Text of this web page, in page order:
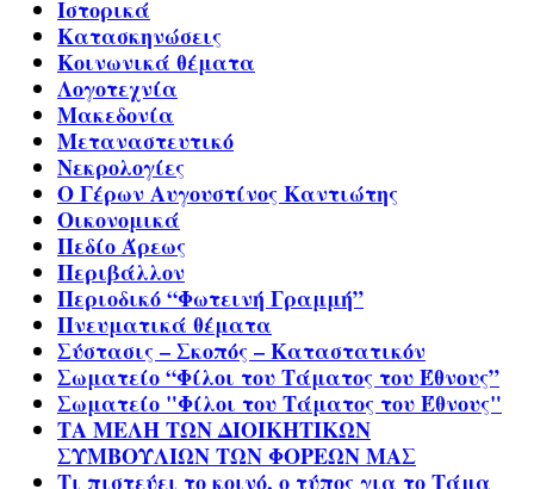
Ιστορικά
Κατασκηνώσεις
Κοινωνικά θέματα
Λογοτεχνία
Μακεδονία
Μεταναστευτικό
Νεκρολογίες
Ο Γέρων Αυγουστίνος Καντιώτης
Οικονομικά
Πεδίο Άρεως
Περιβάλλον
Περιοδικό “Φωτεινή Γραμμή”
Πνευματικά θέματα
Σύστασις – Σκοπός – Καταστατικόν
Σωματείο “Φίλοι του Τάματος του Έθνους”
Σωματείο "Φίλοι του Τάματος του Έθνους"
ΤΑ ΜΕΛΗ ΤΩΝ ΔΙΟΙΚΗΤΙΚΩΝ
ΣΥΜΒΟΥΛΙΩΝ ΤΩΝ ΦΟΡΕΩΝ ΜΑΣ
Τι πιστεύει το κοινό, ο τύπος για το Τάμα